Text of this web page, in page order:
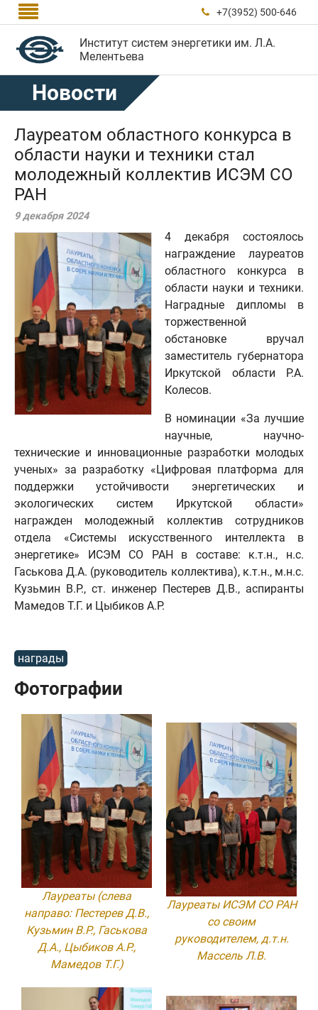
  +7(3952) 500-646
Институт систем энергетики им. Л.А.
Мелентьева
Новости
Лауреатом областного конкурса в
области науки и техники стал
молодежный коллектив ИСЭМ СО
РАН
9 декабря 2024
4 декабря состоялось
награждение лауреатов
областного конкурса в
области науки и техники.
Наградные дипломы в
торжественной
обстановке вручал
заместитель губернатора
Иркутской области Р.А.
Колесов.
В номинации «За лучшие
научные, научно-
технические и инновационные разработки молодых
ученых» за разработку «Цифровая платформа для
поддержки устойчивости энергетических и
экологических систем Иркутской области»
награжден молодежный коллектив сотрудников
отдела «Системы искусственного интеллекта в
энергетике» ИСЭМ СО РАН в составе: к.т.н., н.с.
Гаськова Д.А. (руководитель коллектива), к.т.н., м.н.с.
Кузьмин В.Р., ст. инженер Пестерев Д.В., аспиранты
Мамедов Т.Г. и Цыбиков А.Р.
награды
Фотографии
Лауреаты (слева
направо: Пестерев Д.В.,
Кузьмин В.Р., Гаськова
Д.А., Цыбиков А.Р.,
Мамедов Т.Г.)
Лауреаты ИСЭМ СО РАН
со своим
руководителем, д.т.н.
Массель Л.В.